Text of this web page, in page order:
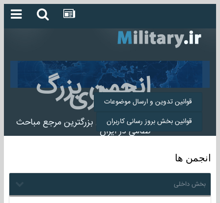
انجمن بزرگ
میلیتاری
انجمن میلیتاری بزرگترین مرجع مباحث
نظامی در ایران
قوانین تدوین و ارسال موضوعات
قوانین بخش بروز رسانی کاربران
انجمن ها
بخش داخلی